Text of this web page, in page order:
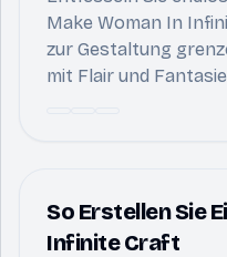
Make Woman In
zur Gestaltung
mit Flair und
So Erstellen Sie
Infinite Craft